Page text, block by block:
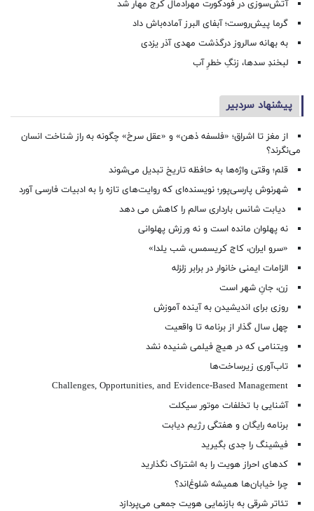
آتش‌سوزی در فودکورت مهرادمال کرج مهار شد
گرما پیش‌روست؛ آبفای البرز آماده‌باش داد
به بهانه سالروز درگذشت مهدی آذر یزدی
لبخندِ سدها، زنگِ خطرِ آب
پیشنهاد سردبیر
از مغز تا اشراق؛ «فلسفه ذهن» و «عقل سرخ» چگونه به راز شناخت انسان
می‌نگرند؟
قلم؛ وقتی واژه‌ها به حافظه تاریخ تبدیل می‌شوند
شهرنوش پارسی‌پور؛ نویسنده‌ای که روایت‌های تازه را به ادبیات فارسی آورد
دیابت شانس بارداری سالم را کاهش می دهد
نه پهلوان مانده است و نه ورزش پهلوانی
«سرو ایران، کاج کریسمس، شب یلدا»
الزامات ایمنی خانوار در برابر زلزله
زن، جانِ شهر است
روزی برای اندیشیدن به آینده آموزش
چهل سال گذار از برنامه تا واقعیت
ویتنامی که در هیچ فیلمی شنیده نشد
تاب‌آوری زیرساخت‌ها
Challenges, Opportunities, and Evidence-Based Management
آشنایی با تخلفات موتور سیکلت
برنامه رایگان و هفتگی رژیم دیابت
فیشینگ را جدی بگیرید
کدهای احراز هویت را به اشتراک نگذارید
چرا خیابان‌ها همیشه شلوغ‌اند؟
تئاتر شرقی به بازنمایی هویت جمعی می‌پردازد